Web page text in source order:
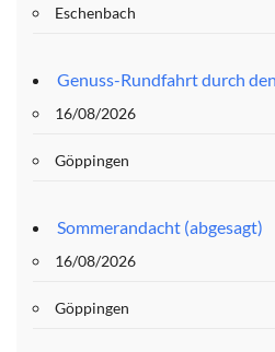
Eschenbach
Genuss-Rundfahrt durch
16/08/2026
Göppingen
Sommerandacht (abgesagt)
16/08/2026
Göppingen